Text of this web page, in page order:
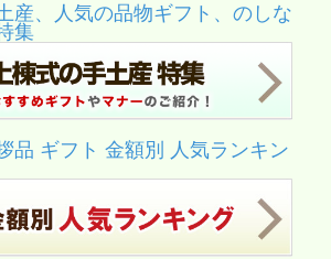
産、人気の品物ギフト、のしな
集
品 ギフト 金額別 人気ランキン